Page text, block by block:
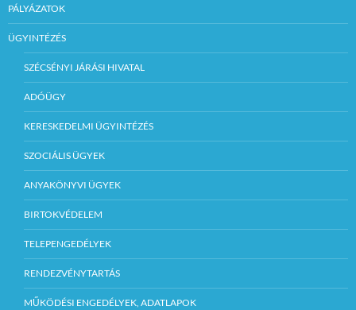
PÁLYÁZATOK
ÜGYINTÉZÉS
SZÉCSÉNYI JÁRÁSI HIVATAL
ADÓÜGY
KERESKEDELMI ÜGYINTÉZÉS
SZOCIÁLIS ÜGYEK
ANYAKÖNYVI ÜGYEK
BIRTOKVÉDELEM
TELEPENGEDÉLYEK
RENDEZVÉNYTARTÁS
MŰKÖDÉSI ENGEDÉLYEK, ADATLAPOK